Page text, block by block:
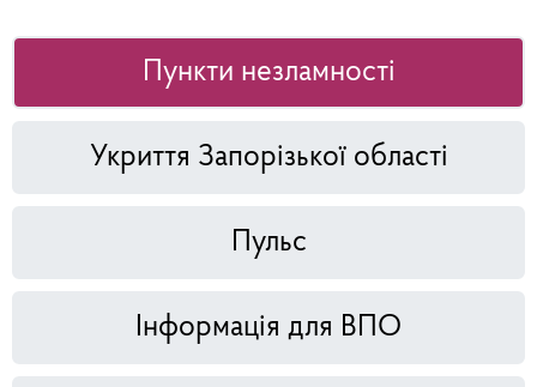
Пункти незламності
Укриття Запорізької області
Пульс
Інформація для ВПО